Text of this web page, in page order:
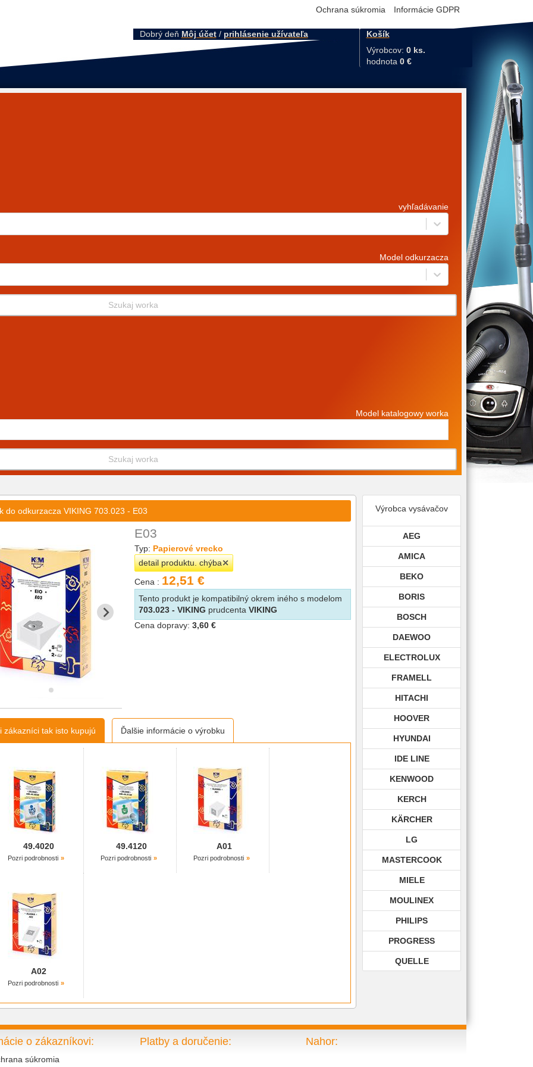
Ochrana súkromia Informácie GDPR
Dobrý deň Môj účet/ prihlásenie užívateľa
Košík
Výrobcov: 0 ks.
hodnota 0 €
vyhľadávanie
Model odkurzacza
Szukaj worka
Model katalogowy worka
Szukaj worka
do odkurzacza VIKING 703.023 - E03
E03
Typ: Papierové vrecko
detail produktu. chýba
Cena : 12,51 €
Tento produkt je kompatibilný okrem iného s modelom
703.023 - VIKING prudcentaVIKING
Cena dopravy:3,60 €
zákazníci tak isto kupujú Ďalšie informácie o výrobku
49.4020
Pozri podrobnosti
49.4120
Pozri podrobnosti
A01
Pozri podrobnosti
A02
Pozri podrobnosti
Výrobca vysávačov
AEG
AMICA
BEKO
BORIS
BOSCH
DAEWOO
ELECTROLUX
FRAMELL
HITACHI
HOOVER
HYUNDAI
IDE LINE
KENWOOD
KERCH
KÄRCHER
LG
MASTERCOOK
MIELE
MOULINEX
PHILIPS
PROGRESS
QUELLE
o zákazníkovi:
súkromia
Platby a doručenie: Nahor: